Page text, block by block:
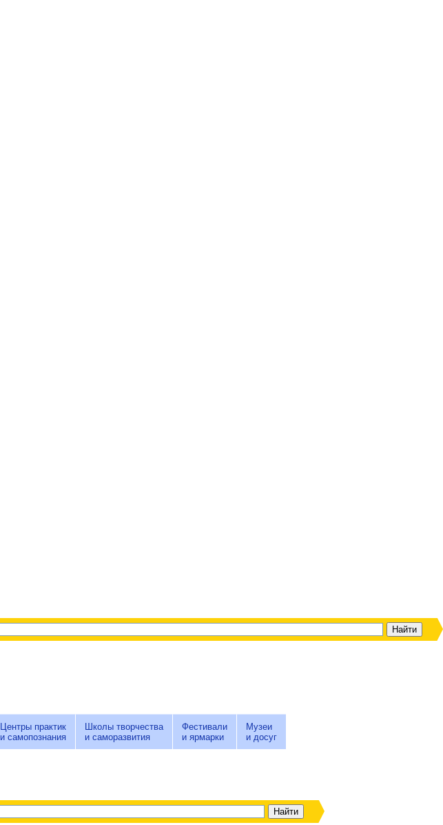
Центры практик
и самопознания
Школы творчества
и саморазвития
Фестивали
и ярмарки
Музеи
и досуг